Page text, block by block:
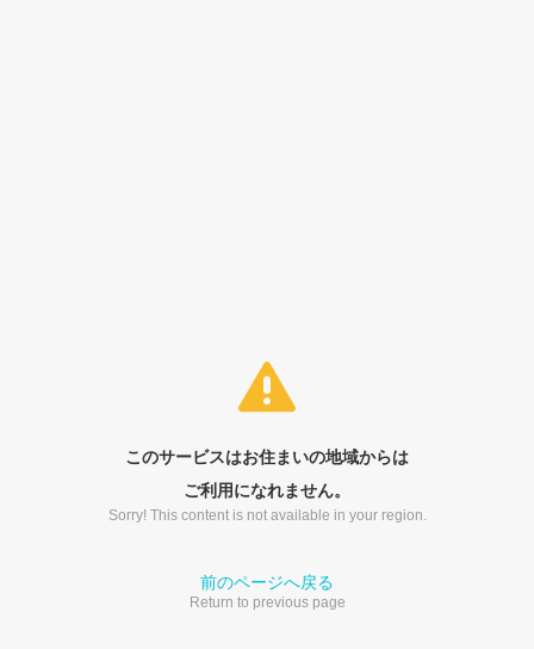
このサービスはお住まいの地域からは
ご利用になれません。
Sorry! This content is not available in your region.
前のページへ戻る
Return to previous page